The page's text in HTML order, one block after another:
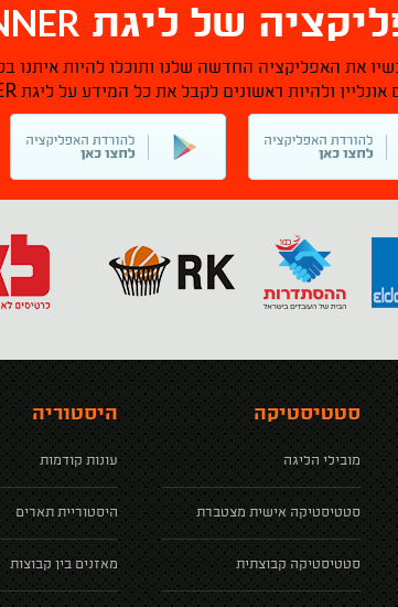
של ליגת
את האפליקציה החדשה שלנו ותוכלו להיות איתנו
ולהיות ראשונים לקבל את כל המידע על ליגת
סטטיסטיקה
מובילי הליגה
סטטיסטיקה אישית מצטברת
סטטיסטיקה קבוצתית
היסטוריה
עונות קודמות
היסטוריית תארים
מאזנים בין קבוצות